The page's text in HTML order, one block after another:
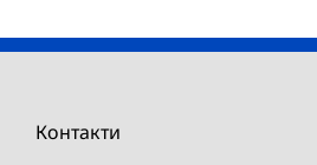
Контакти